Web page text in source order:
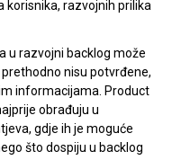
korisnika, razvojnih prilika
u razvojni backlog može
nisu potvrđene,
informacijama. Product
obrađuju u
gdje ih je moguće
što dospiju u backlog